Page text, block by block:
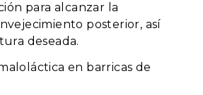
para alcanzar la
posterior, así
deseada.
en barricas de